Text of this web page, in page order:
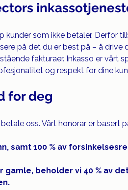
som ikke betaler. Derfor
på det du er best på – å drive
fakturaer. Inkasso er vårt
og respekt for dine
for deg
oss. Vårt honorar er basert
samt 100 % av
beholder vi 40 % av